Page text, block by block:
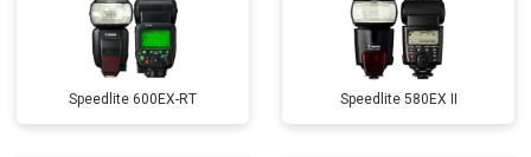
Speedlite 600EX-RT Speedlite 580EX II